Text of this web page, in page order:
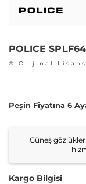
POLICE
® Orijinal
Peşin Fiyatına 6
Güneş
Kargo Bilgisi